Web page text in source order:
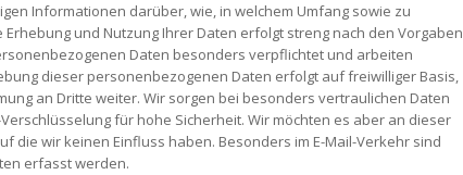
Informationen darüber, wie, in welchem Umfang sowie zu
und Nutzung Ihrer Daten erfolgt streng nach den Vorgaben
Daten besonders verpflichtet und arbeiten
dieser personenbezogenen Daten erfolgt auf freiwilliger Basis,
an Dritte weiter. Wir sorgen bei besonders vertraulichen Daten
für hohe Sicherheit. Wir möchten es aber an dieser
wir keinen Einfluss haben. Besonders im E-Mail-Verkehr sind
erfasst werden.